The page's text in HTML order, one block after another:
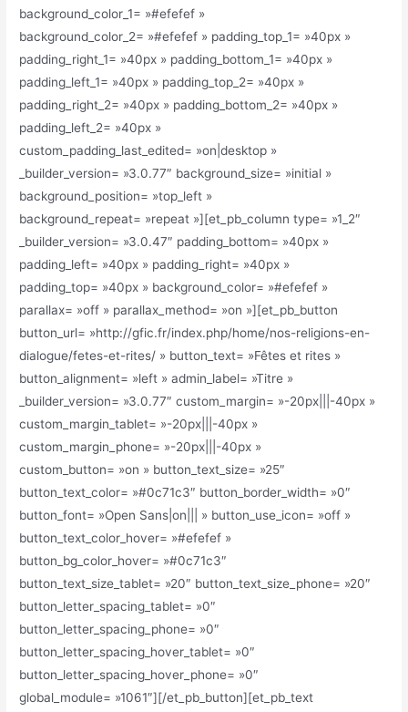
background_color_1= »#efefef »
background_color_2= »#efefef » padding_top_1= »40px »
padding_right_1= »40px » padding_bottom_1= »40px »
padding_left_1= »40px » padding_top_2= »40px »
padding_right_2= »40px » padding_bottom_2= »40px »
padding_left_2= »40px »
custom_padding_last_edited= »on|desktop »
_builder_version= »3.0.77″ background_size= »initial »
background_position= »top_left »
background_repeat= »repeat »][et_pb_column type= »1_2″
_builder_version= »3.0.47″ padding_bottom= »40px »
padding_left= »40px » padding_right= »40px »
padding_top= »40px » background_color= »#efefef »
parallax= »off » parallax_method= »on »][et_pb_button
button_url= »http://gfic.fr/index.php/home/nos-religions-en-
dialogue/fetes-et-rites/ » button_text= »Fêtes et rites »
button_alignment= »left » admin_label= »Titre »
_builder_version= »3.0.77″ custom_margin= »-20px|||-40px »
custom_margin_tablet= »-20px|||-40px »
custom_margin_phone= »-20px|||-40px »
custom_button= »on » button_text_size= »25″
button_text_color= »#0c71c3″ button_border_width= »0″
button_font= »Open Sans|on||| » button_use_icon= »off »
button_text_color_hover= »#efefef »
button_bg_color_hover= »#0c71c3″
button_text_size_tablet= »20″ button_text_size_phone= »20″
button_letter_spacing_tablet= »0″
button_letter_spacing_phone= »0″
button_letter_spacing_hover_tablet= »0″
button_letter_spacing_hover_phone= »0″
global_module= »1061″][/et_pb_button][et_pb_text